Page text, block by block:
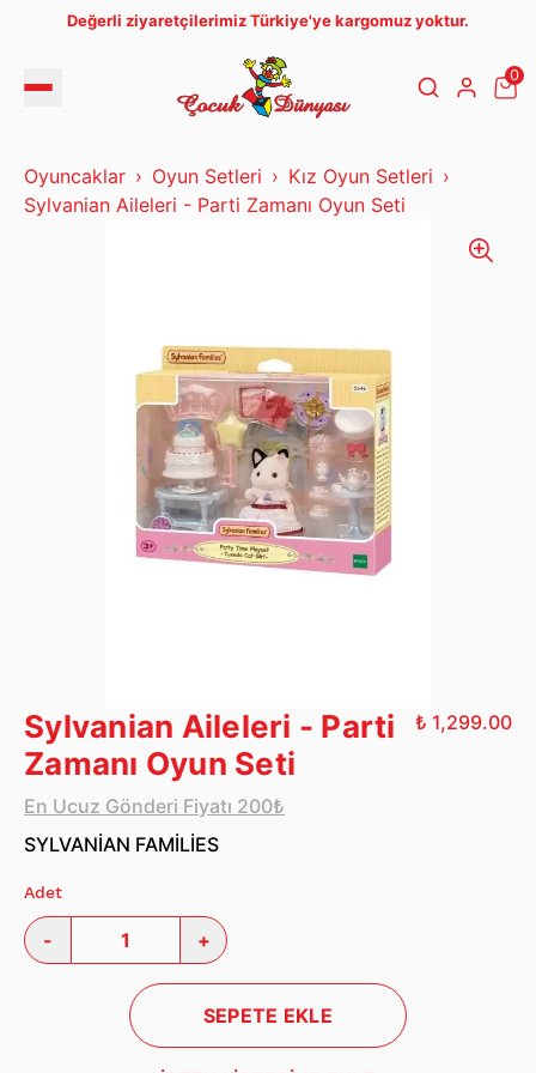
Değerli ziyaretçilerimiz Türkiye'ye kargomuz yoktur.
0
Oyuncaklar Oyun Setleri
Kız Oyun Setleri
Sylvanian Aileleri - Parti Zamanı Oyun Seti
Sylvanian Aileleri - Parti
Zamanı Oyun Seti
En Ucuz Gönderi Fiyatı 200₺
₺ 1,299.00
SYLVANİAN FAMİLİES
Adet
- +
SEPETE EKLE